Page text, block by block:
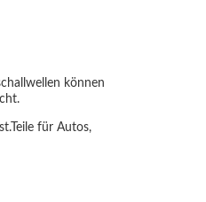
können
für Autos,